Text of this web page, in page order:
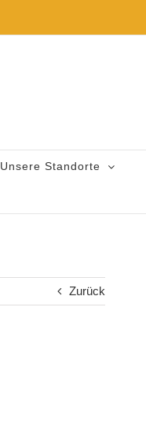
Unsere Standorte
Zurück